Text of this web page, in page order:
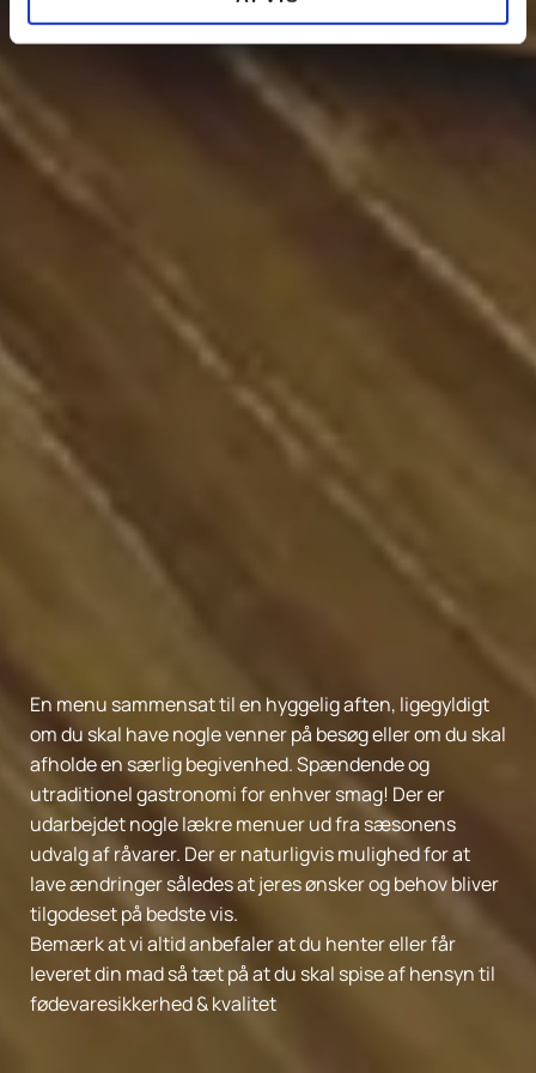
En menu sammensat til en hyggelig aften, ligegyldigt
om du skal have nogle venner på besøg eller om du skal
afholde en særlig begivenhed. Spændende og
utraditionel gastronomi for enhver smag! Der er
udarbejdet nogle lækre menuer ud fra sæsonens
udvalg af råvarer. Der er naturligvis mulighed for at
lave ændringer således at jeres ønsker og behov bliver
tilgodeset på bedste vis.
Bemærk at vi altid anbefaler at du henter eller får
leveret din mad så tæt på at du skal spise af hensyn til
fødevaresikkerhed & kvalitet